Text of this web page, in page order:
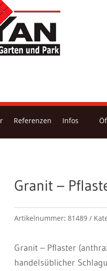
Referenzen Infos
Granit –
Artikelnummer: 81489
Granit – Pflaster
handelsüblicher